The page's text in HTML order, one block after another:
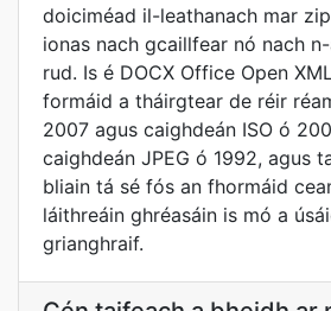
doiciméad il-leathanach mar
ionas nach gcaillfear nó nach
rud. Is é DOCX Office Open
formáid a tháirgtear de réir
2007 agus caighdeán ISO ó
caighdeán JPEG ó 1992, agus
bliain tá sé fós an fhormáid
láithreáin ghréasáin is mó a
grianghraif.